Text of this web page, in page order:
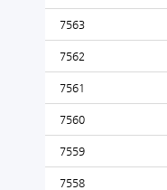
7563
7562
7561
7560
7559
7558